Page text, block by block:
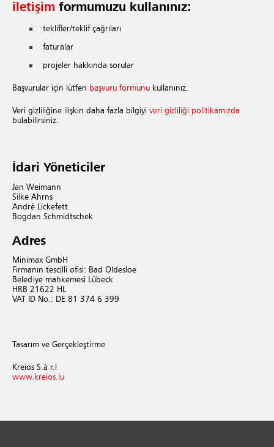
iletişim formumuzu kullanınız:
teklifler/teklif çağrıları
faturalar
projeler hakkında sorular
Başvurular için lütfen başvuru formunu kullanınız.
Veri gizliliğine ilişkin daha fazla bilgiyi veri gizliliği politikamızda
bulabilirsiniz.
İdari Yöneticiler
Jan Weimann
Silke Ahrns
André Lickefett
Bogdan Schmidtschek
Adres
Minimax GmbH
Firmanın tescilli ofisi: Bad Oldesloe
Belediye mahkemesi Lübeck
HRB 21622 HL
VAT ID No.: DE 81 374 6 399
Tasarım ve Gerçekleştirme
Kreios S.à r.l
www.​kreios.​lu